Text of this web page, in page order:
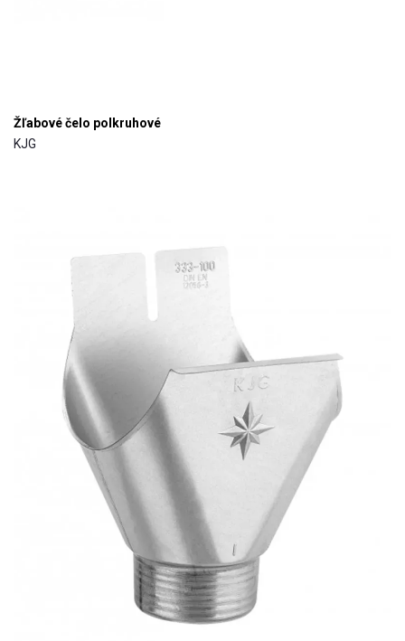
Žľabové čelo polkruhové
KJG